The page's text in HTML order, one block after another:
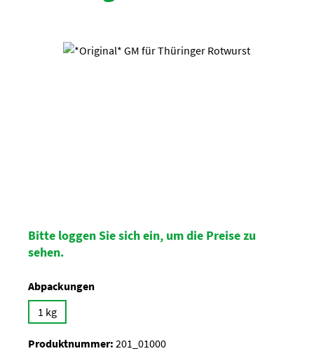
Bildergalerie überspringen
Bitte loggen Sie sich ein, um die Preise zu
sehen.
Abpackungenauswählen
1 kg
Produktnummer: 201_01000